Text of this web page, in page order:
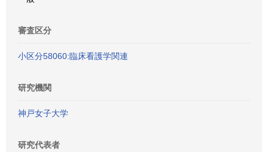
審査区分
小区分58060:臨床看護学関連
研究機関
神戸女子大学
研究代表者